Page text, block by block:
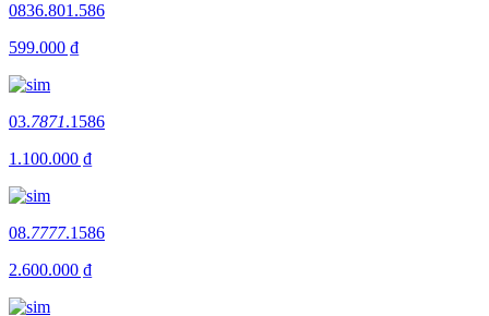
0836.801.586
599.000 ₫
03.7871.1586
1.100.000 ₫
08.7777.1586
2.600.000 ₫